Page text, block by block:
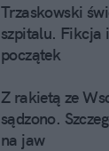
Trzaskowski
szpitalu. Fikcja
początek
Z rakietą ze
sądzono.
na jaw